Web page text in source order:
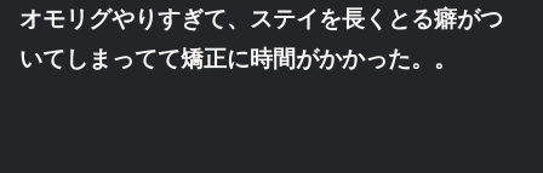
オモリグやりすぎて、ステイを長くとる癖がつ
いてしまってて矯正に時間がかかった。。